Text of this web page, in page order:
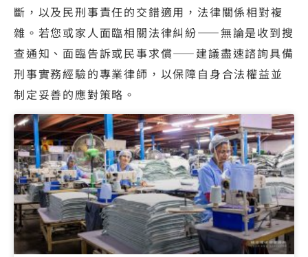
斷，以及民刑事責任的交錯適用，法律關係相對複
雜。若您或家人面臨相關法律糾紛——無論是收到搜
查通知、面臨告訴或民事求償——建議盡速諮詢具備
刑事實務經驗的專業律師，以保障自身合法權益並
制定妥善的應對策略。